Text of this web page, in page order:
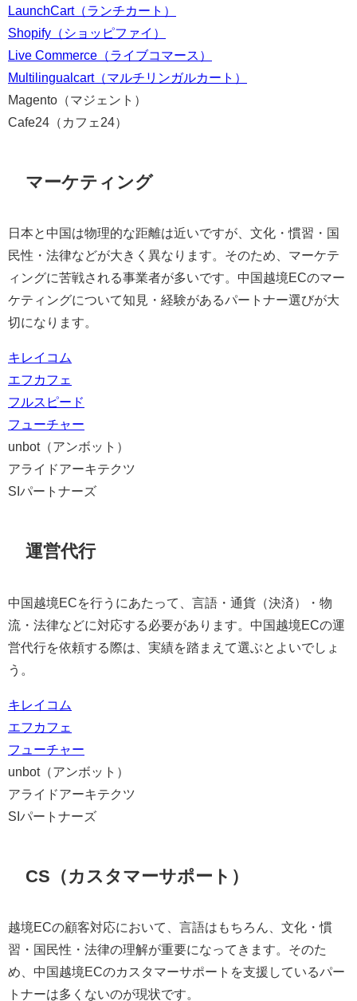
LaunchCart（ランチカート）
Shopify（ショッピファイ）
Live Commerce（ライブコマース）
Multilingualcart（マルチリンガルカート）
Magento（マジェント）
Cafe24（カフェ24）
マーケティング
日本と中国は物理的な距離は近いですが、文化・慣習・国
民性・法律などが大きく異なります。そのため、マーケテ
ィングに苦戦される事業者が多いです。中国越境ECのマー
ケティングについて知見・経験があるパートナー選びが大
切になります。
キレイコム
エフカフェ
フルスピード
フューチャー
unbot（アンボット）
アライドアーキテクツ
SIパートナーズ
運営代行
中国越境ECを行うにあたって、言語・通貨（決済）・物
流・法律などに対応する必要があります。中国越境ECの運
営代行を依頼する際は、実績を踏まえて選ぶとよいでしょ
う。
キレイコム
エフカフェ
フューチャー
unbot（アンボット）
アライドアーキテクツ
SIパートナーズ
CS（カスタマーサポート）
越境ECの顧客対応において、言語はもちろん、文化・慣
習・国民性・法律の理解が重要になってきます。そのた
め、中国越境ECのカスタマーサポートを支援しているパー
トナーは多くないのが現状です。